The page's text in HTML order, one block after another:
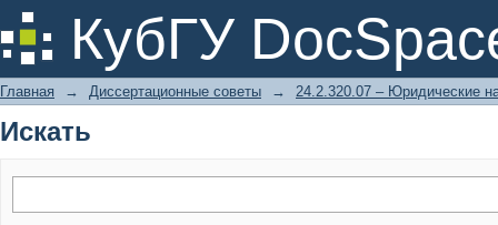
КубГУ
Искать
Главная → Диссертационные советы → 24.2.320.07 – Юридические
Искать